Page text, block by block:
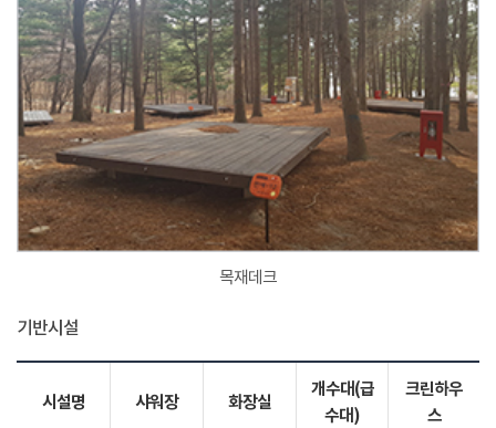
목재데크
기반시설
시설명 샤워장 화장실
개수대(급
수대)
크린하우
스